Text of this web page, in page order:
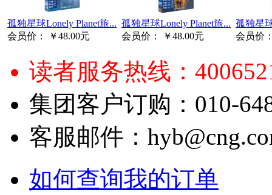
孤独星球Lonely Planet旅...
会员价：
￥48.00元
孤独星球Lonely Planet旅...
会员价：
￥48.00元
孤独星
会员价
读者服务热线：
集团客户订购：010-
客服邮件：
如何查询我的订单